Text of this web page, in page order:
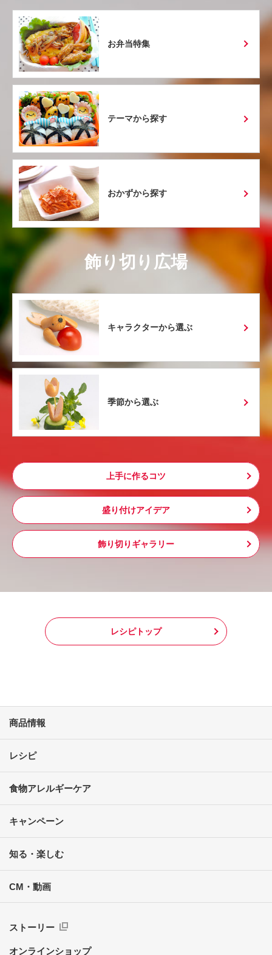
お弁当特集
テーマから探す
おかずから探す
飾り切り広場
キャラクターから選ぶ
季節から選ぶ
上手に作るコツ
盛り付けアイデア
飾り切りギャラリー
レシピトップ
商品情報
レシピ
食物アレルギーケア
キャンペーン
知る・楽しむ
CM・動画
ストーリー
オンラインショップ